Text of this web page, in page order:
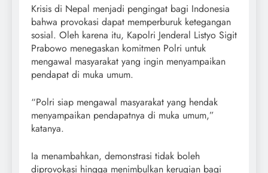
Krisis di Nepal menjadi pengingat bagi Indonesia
bahwa provokasi dapat memperburuk ketegangan
sosial. Oleh karena itu, Kapolri Jenderal Listyo Sigit
Prabowo menegaskan komitmen Polri untuk
mengawal masyarakat yang ingin menyampaikan
pendapat di muka umum.
“Polri siap mengawal masyarakat yang hendak
menyampaikan pendapatnya di muka umum,”
katanya.
Ia menambahkan, demonstrasi tidak boleh
diprovokasi hingga menimbulkan kerugian bagi